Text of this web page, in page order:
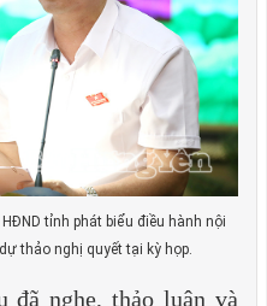
tỉnh phát biểu điều hành nội
thảo nghị quyết tại kỳ họp.
đã nghe, thảo luận và